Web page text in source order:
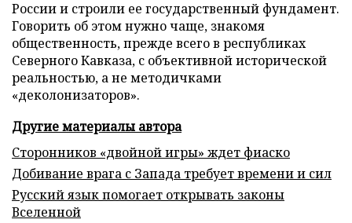
России и строили ее государственный фундамент.
Говорить об этом нужно чаще, знакомя
общественность, прежде всего в республиках
Северного Кавказа, с объективной исторической
реальностью, а не методичками
«деколонизаторов».
Другие материалы автора
Сторонников «двойной игры» ждет фиаско
Добивание врага с Запада требует времени и сил
Русский язык помогает открывать законы
Вселенной